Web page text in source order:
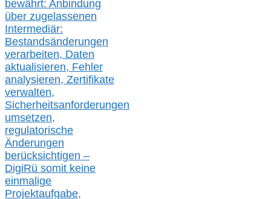
bewährt: Anbindung
über zugelassenen
Intermediär:
Bestandsänderungen
verarbeiten, Daten
aktualisieren, Fehler
analysieren, Zertifikate
verwalten,
Sicherheitsanforderungen
umsetzen,
regulatorische
Änderungen
berücksichtigen –
DigiRü somit keine
einmalige
Projektaufgabe,